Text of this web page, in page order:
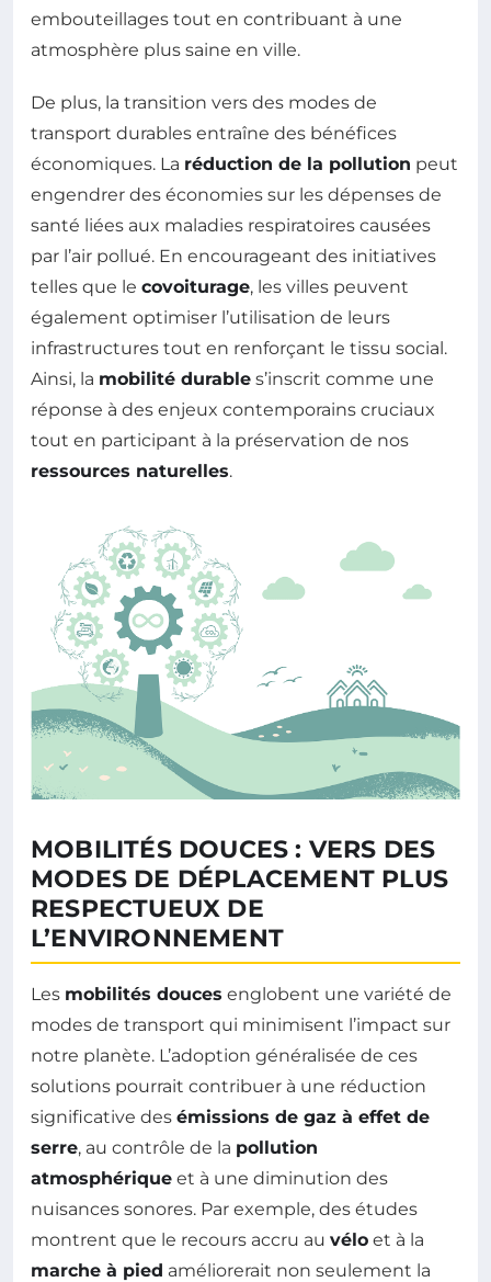
embouteillages tout en contribuant à une
atmosphère plus saine en ville.
De plus, la transition vers des modes de
transport durables entraîne des bénéfices
économiques. La réduction de la pollution peut
engendrer des économies sur les dépenses de
santé liées aux maladies respiratoires causées
par l’air pollué. En encourageant des initiatives
telles que le covoiturage, les villes peuvent
également optimiser l’utilisation de leurs
infrastructures tout en renforçant le tissu social.
Ainsi, la mobilité durable s’inscrit comme une
réponse à des enjeux contemporains cruciaux
tout en participant à la préservation de nos
ressources naturelles.
MOBILITÉS DOUCES : VERS DES
MODES DE DÉPLACEMENT PLUS
RESPECTUEUX DE
L’ENVIRONNEMENT
Les mobilités douces englobent une variété de
modes de transport qui minimisent l’impact sur
notre planète. L’adoption généralisée de ces
solutions pourrait contribuer à une réduction
significative des émissions de gaz à effet de
serre, au contrôle de la pollution
atmosphérique et à une diminution des
nuisances sonores. Par exemple, des études
montrent que le recours accru au vélo et à la
marche à pied améliorerait non seulement la